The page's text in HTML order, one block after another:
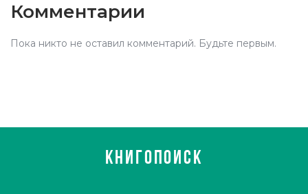
Комментарии
Пока никто не оставил комментарий. Будьте первым.
КНИГОПОИСК